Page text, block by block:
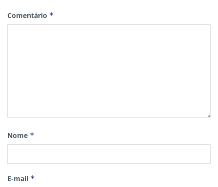
Comentário *
Nome *
E-mail *